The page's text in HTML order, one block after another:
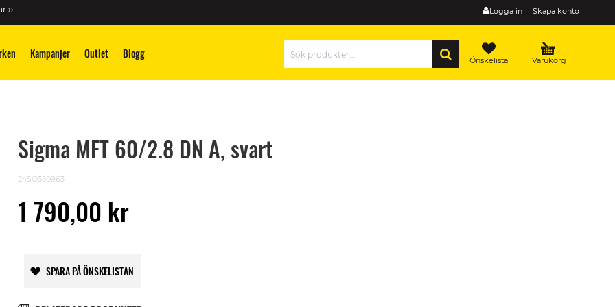
Logga in Skapa konto
››
Kampanjer Outlet Blogg Varukorg
Önskelista
Sigma MFT 60/2.8 DN A, svart
24SO350963
1 790,00 kr
SPARA PÅ ÖNSKELISTAN